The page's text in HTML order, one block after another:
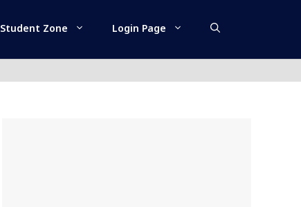
Student Zone Login Page